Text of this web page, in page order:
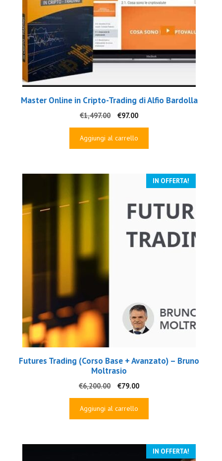
Master Online in Cripto-Trading di Alfio Bardolla
€1,497.00
Il
prezzo
originale
€97.00Il
prezzo
Aggiungi al carrello
IN OFFERTA!
Futures Trading (Corso Base + Avanzato) – Bruno
Moltrasio
€6,200.00
Il
prezzo
originale
€79.00Il
prezzo
Aggiungi al carrello
IN OFFERTA!